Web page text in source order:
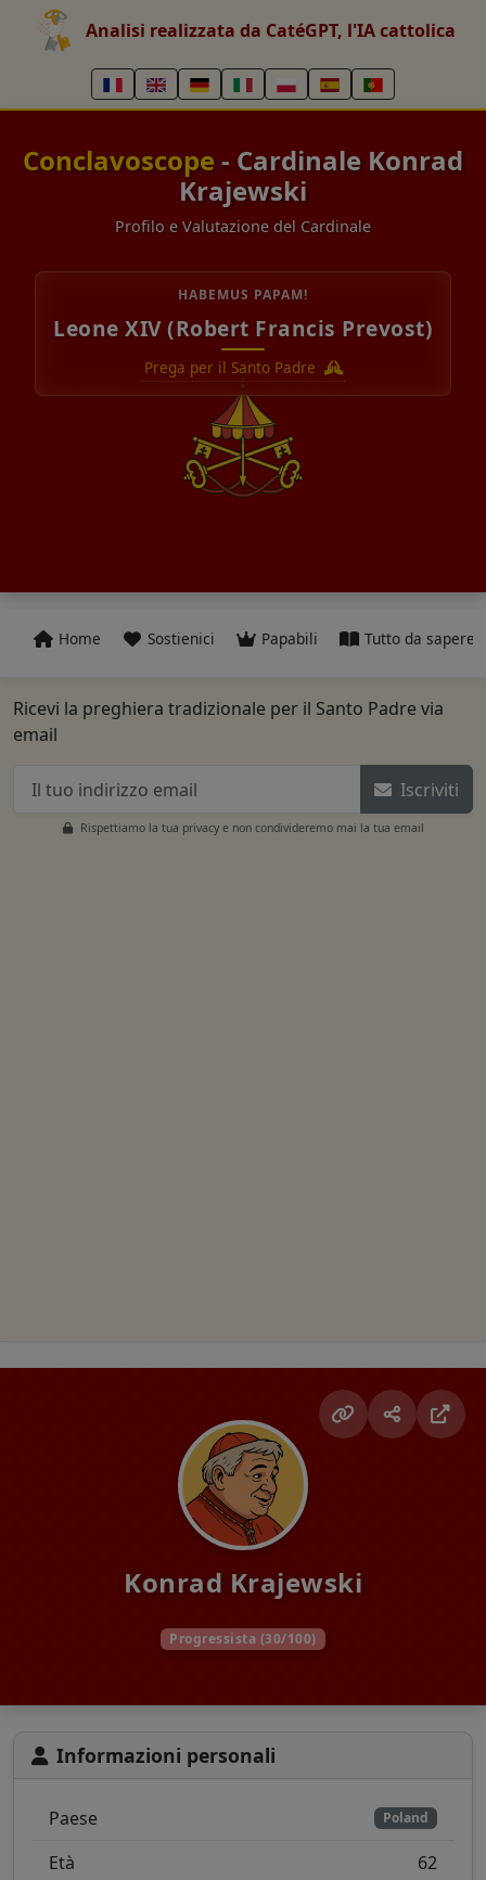
Analisi realizzata da CatéGPT, l'IA cattolica
Conclavoscope - Cardinale Konrad
Krajewski
Profilo e Valutazione del Cardinale
HABEMUS PAPAM!
Leone XIV (Robert Francis Prevost)
Prega per il Santo Padre
Home Sostienici Papabili Tutto da sapere
Ricevi la preghiera tradizionale per il Santo Padre via
email
Iscriviti
Rispettiamo la tua privacy e non condivideremo mai la tua email
Konrad Krajewski
Progressista (30/100)
Informazioni personali
Paese Poland
Età
62